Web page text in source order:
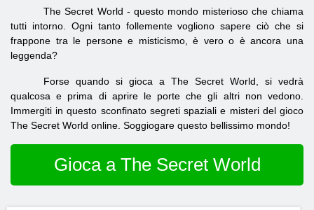
The Secret World - questo mondo misterioso che chiama
tutti intorno. Ogni tanto follemente vogliono sapere ciò che si
frappone tra le persone e misticismo, è vero o è ancora una
leggenda?
Forse quando si gioca a The Secret World, si vedrà
qualcosa e prima di aprire le porte che gli altri non vedono.
Immergiti in questo sconfinato segreti spaziali e misteri del gioco
The Secret World online. Soggiogare questo bellissimo mondo!
Gioca a The Secret World